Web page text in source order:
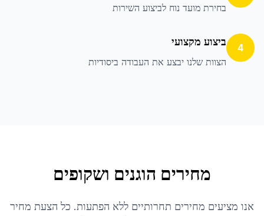
בחירת מועד נוח לביצוע השירות
4 ביצוע מקצועי
הצוות שלנו יבצע את העבודה ביסודיות
מחירים הוגנים ושקופים
אנו מציעים מחירים תחרותיים ללא הפתעות. כל הצעת מחיר